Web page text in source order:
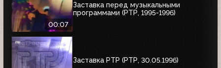
00:07
Заставка перед музыкальными
программами (РТР, 1995-1996)
Заставка РТР (РТР, 30.05.1996)